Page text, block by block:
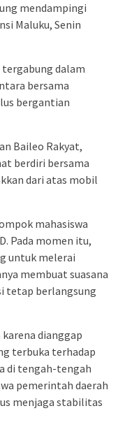
mendampingi
Maluku, Senin
tergabung dalam
bersama
bergantian
Baileo Rakyat,
berdiri bersama
dari atas mobil
mahasiswa
Pada momen itu,
untuk melerai
membuat suasana
tetap berlangsung
dianggap
terbuka terhadap
di tengah-tengah
pemerintah daerah
menjaga stabilitas